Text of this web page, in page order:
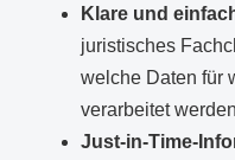
Klare und
juristisches
welche Daten für
verarbeitet
Just-in-Time-